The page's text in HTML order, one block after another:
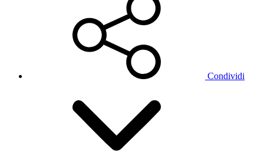
Condividi